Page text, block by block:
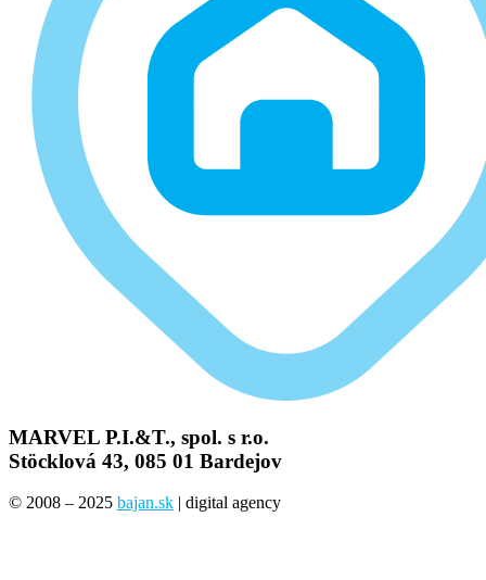
MARVEL P.I.&T., spol. s r.o.
Stöcklová 43, 085 01 Bardejov
© 2008 – 2025 bajan.sk | digital agency